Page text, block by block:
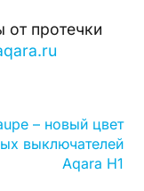
от протечки
– новый цвет
выключателей
Aqara H1